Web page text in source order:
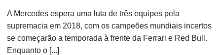
A Mercedes espera uma luta de três equipes pela
supremacia em 2018, com os campeões mundiais incertos
se começarão a temporada à frente da Ferrari e Red Bull.
Enquanto o [...]